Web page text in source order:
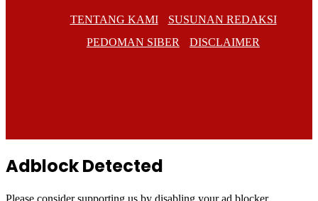
TENTANG KAMI
SUSUNAN REDAKSI
PEDOMAN SIBER
DISCLAIMER
Adblock Detected
Please consider supporting us by disabling your ad blocker